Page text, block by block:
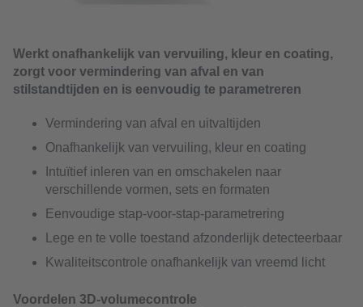
Werkt onafhankelijk van vervuiling, kleur en coating,
zorgt voor vermindering van afval en van
stilstandtijden en is eenvoudig te parametreren
Vermindering van afval en uitvaltijden
Onafhankelijk van vervuiling, kleur en coating
Intuïtief inleren van en omschakelen naar
verschillende vormen, sets en formaten
Eenvoudige stap-voor-stap-parametrering
Lege en te volle toestand afzonderlijk detecteerbaar
Kwaliteitscontrole onafhankelijk van vreemd licht
Voordelen 3D-volumecontrole